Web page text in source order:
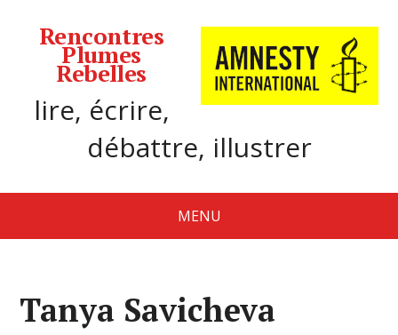
Rencontres
Plumes
Rebelles
lire, écrire,
débattre, illustrer
MENU
Tanya Savicheva